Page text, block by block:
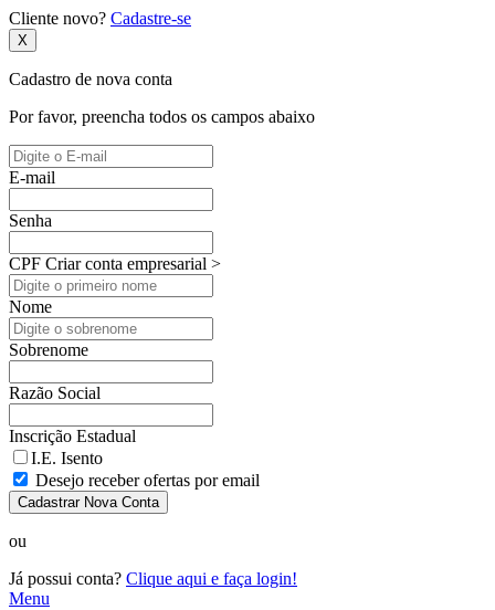
Cliente novo? Cadastre-se
X
Cadastro de nova conta
Por favor, preencha todos os campos abaixo
E-mail
Senha
CPF Criar conta empresarial >
Nome
Sobrenome
Razão Social
Inscrição Estadual
I.E. Isento
Desejo receber ofertas por email
Cadastrar Nova Conta
ou
Já possui conta? Clique aqui e faça login!
Menu